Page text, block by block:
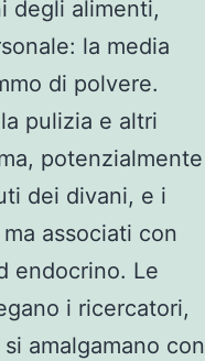
degli alimenti,
la media
di polvere.
pulizia e altri
potenzialmente
dei divani, e i
associati con
endocrino. Le
i ricercatori,
amalgamano con